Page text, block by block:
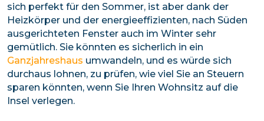
sich perfekt für den Sommer, ist aber dank der
Heizkörper und der energieeffizienten, nach Süden
ausgerichteten Fenster auch im Winter sehr
gemütlich. Sie könnten es sicherlich in ein
Ganzjahreshaus umwandeln, und es würde sich
durchaus lohnen, zu prüfen, wie viel Sie an Steuern
sparen könnten, wenn Sie Ihren Wohnsitz auf die
Insel verlegen.